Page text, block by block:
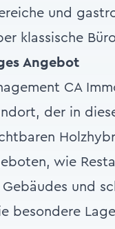
und
klassische
Angebot
CA
der in
wie
und
besondere